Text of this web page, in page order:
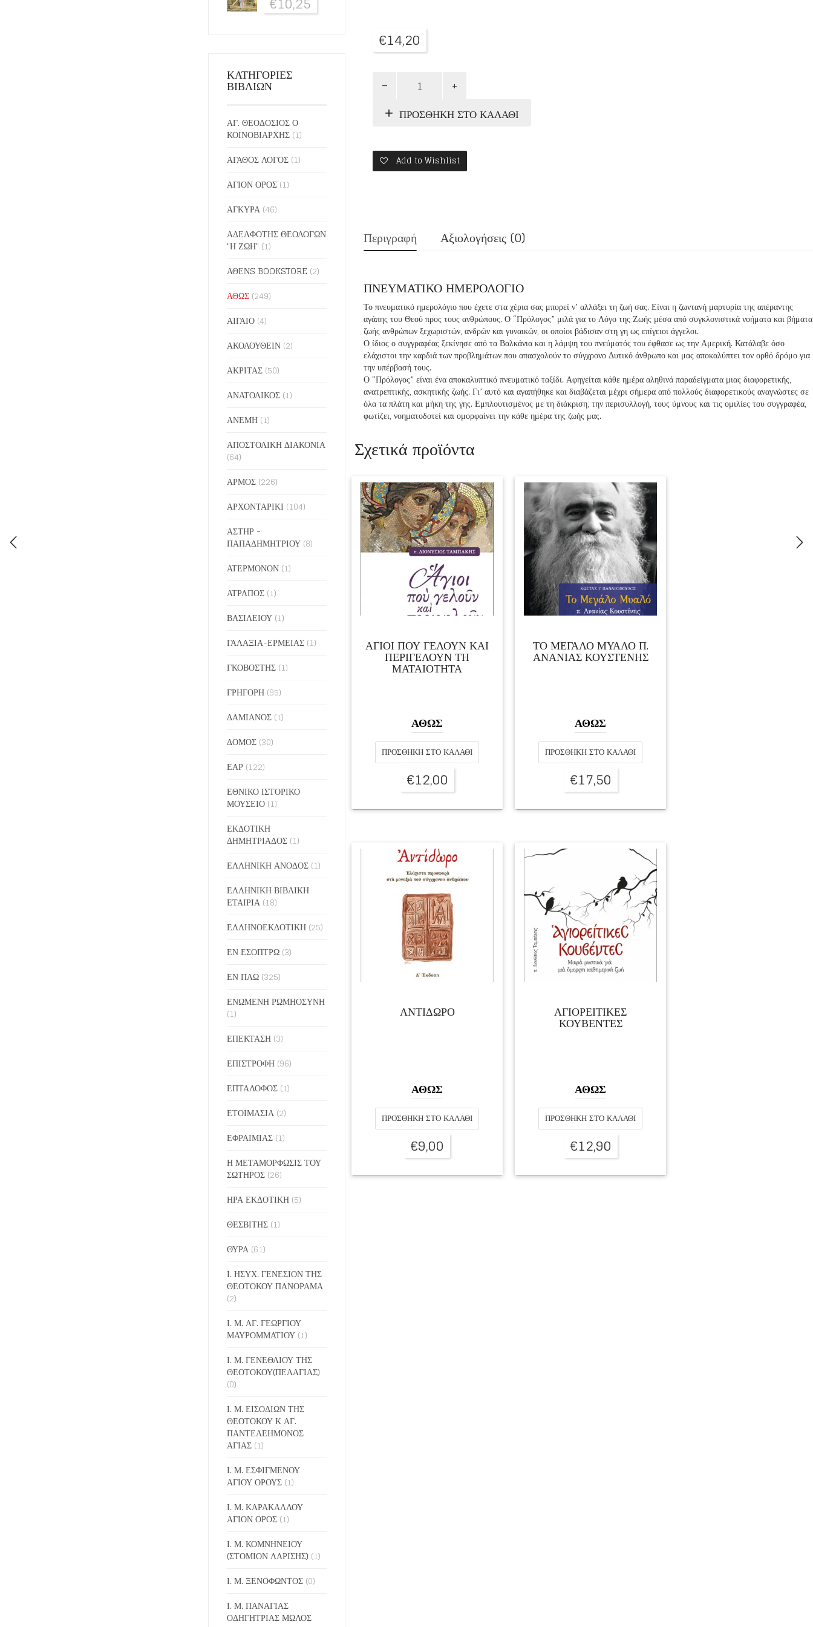
€14,20
ΠΡΟΛΟΓΟΣ
ΑΧΡΙΔΟΣ
ποσότητα
ΠΡΟΣΘΉΚΗ ΣΤΟ ΚΑΛΆΘΙ
Add to Wishlist
Περιγραφή Αξιολογήσεις (0)
ΠΝΕΥΜΑΤΙΚΟ ΗΜΕΡΟΛΟΓΙΟ
Το πνευματικό ημερολόγιο που έχετε στα χέρια σας μπορεί ν’ αλλάξει τη ζωή σας. Είναι η ζωντανή μαρτυρία της απέραντης
αγάπης του Θεού προς τους ανθρώπους. Ο “Πρόλογος” μιλά για το Λόγο της Ζωής μέσα από συγκλονιστικά νοήματα και βήματα
ζωής ανθρώπων ξεχωριστών, ανδρών και γυναικών, οι οποίοι βάδισαν στη γη ως επίγειοι άγγελοι.
Ο ίδιος ο συγγραφέας ξεκίνησε από τα Βαλκάνια και η λάμψη του πνεύματός του έφθασε ως την Αμερική. Κατάλαβε όσο
ελάχιστοι την καρδιά των προβλημάτων που απασχολούν το σύγχρονο Δυτικό άνθρωπο και μας αποκαλύπτει τον ορθό δρόμο για
την υπέρβασή τους.
Ο “Πρόλογος” είναι ένα αποκαλυπτικό πνευματικό ταξίδι. Αφηγείται κάθε ημέρα αληθινά παραδείγματα μιας διαφορετικής,
ανατρεπτικής, ασκητικής ζωής. Γι’ αυτό και αγαπήθηκε και διαβάζεται μέχρι σήμερα από πολλούς διαφορετικούς αναγνώστες σε
όλα τα πλάτη και μήκη της γης. Εμπλουτισμένος με τη διάκριση, την περισυλλογή, τους ύμνους και τις ομιλίες του συγγραφέα,
φωτίζει, νοηματοδοτεί και ομορφαίνει την κάθε ημέρα της ζωής μας.
Σχετικά προϊόντα
ΑΓΙΟΙ ΠΟΥ ΓΕΛΟΥΝ ΚΑΙ
ΠΕΡΙΓΕΛΟΥΝ ΤΗ
ΜΑΤΑΙΟΤΗΤΑ
ΑΘΩΣ
ΠΡΟΣΘΉΚΗ ΣΤΟ ΚΑΛΆΘΙ
€12,00
ΤΟ ΜΕΓΑΛΟ ΜΥΑΛΟ Π.
ΑΝΑΝΙΑΣ ΚΟΥΣΤΕΝΗΣ
ΑΘΩΣ
ΠΡΟΣΘΉΚΗ ΣΤΟ ΚΑΛΆΘΙ
€17,50
ΑΝΤΙΔΩΡΟ
ΑΘΩΣ
ΠΡΟΣΘΉΚΗ ΣΤΟ ΚΑΛΆΘΙ
€9,00
ΑΓΙΟΡΕΙΤΙΚΕΣ
ΚΟΥΒΕΝΤΕΣ
ΑΘΩΣ
ΠΡΟΣΘΉΚΗ ΣΤΟ ΚΑΛΆΘΙ
€12,90
ΚΑΤΗΓΟΡΙΕΣ
ΒΙΒΛΙΩΝ
ΑΓ. ΘΕΟΔΟΣΙΟΣ Ο
ΚΟΙΝΟΒΙΑΡΧΗΣ (1)
ΑΓΑΘΟΣ ΛΟΓΟΣ (1)
ΑΓΙΟΝ ΟΡΟΣ (1)
ΑΓΚΥΡΑ (46)
ΑΔΕΛΦΟΤΗΣ ΘΕΟΛΟΓΩΝ
"Η ΖΩΗ" (1)
ΑΘΕΝS BOOKSTORE (2)
ΑΘΩΣ (249)
ΑΙΓΑΙΟ (4)
ΑΚΟΛΟΥΘΕΙΝ (2)
ΑΚΡΙΤΑΣ (50)
ΑΝΑΤΟΛΙΚΟΣ (1)
ΑΝΕΜΗ (1)
ΑΠΟΣΤΟΛΙΚΗ ΔΙΑΚΟΝΙΑ
(64)
ΑΡΜΟΣ (226)
ΑΡΧΟΝΤΑΡΙΚΙ (104)
ΑΣΤΗΡ -
ΠΑΠΑΔΗΜΗΤΡΙΟΥ (8)
ΑΤΕΡΜΟΝΟΝ (1)
ΑΤΡΑΠΟΣ (1)
ΒΑΣΙΛΕΙΟΥ (1)
ΓΑΛΑΞΙΑ-ΕΡΜΕΙΑΣ (1)
ΓΚΟΒΟΣΤΗΣ (1)
ΓΡΗΓΟΡΗ (95)
ΔΑΜΙΑΝΟΣ (1)
ΔΟΜΟΣ (30)
ΕΑΡ (122)
ΕΘΝΙΚΟ ΙΣΤΟΡΙΚΟ
ΜΟΥΣΕΙΟ (1)
ΕΚΔΟΤΙΚΗ
ΔΗΜΗΤΡΙΑΔΟΣ (1)
ΕΛΛΗΝΙΚΗ ΑΝΟΔΟΣ (1)
ΕΛΛΗΝΙΚΗ ΒΙΒΛΙΚΗ
ΕΤΑΙΡΙΑ (18)
ΕΛΛΗΝΟΕΚΔΟΤΙΚΗ (25)
ΕΝ ΕΣΟΠΤΡΩ (3)
ΕΝ ΠΛΩ (325)
ΕΝΩΜΕΝΗ ΡΩΜΗΟΣΥΝΗ
(1)
ΕΠΕΚΤΑΣΗ (3)
ΕΠΙΣΤΡΟΦΗ (96)
ΕΠΤΑΛΟΦΟΣ (1)
ΕΤΟΙΜΑΣΙΑ (2)
ΕΦΡΑΙΜΙΑΣ (1)
Η ΜΕΤΑΜΟΡΦΩΣΙΣ ΤΟΥ
ΣΩΤΗΡΟΣ (26)
ΗΡΑ ΕΚΔΟΤΙΚΗ (5)
ΘΕΣΒΙΤΗΣ (1)
ΘΥΡΑ (61)
Ι. ΗΣΥΧ. ΓΕΝΕΣΙΟΝ ΤΗΣ
ΘΕΟΤΟΚΟΥ ΠΑΝΟΡΑΜΑ
(2)
Ι. Μ. ΑΓ. ΓΕΩΡΓΙΟΥ
ΜΑΥΡΟΜΜΑΤΙΟΥ (1)
Ι. Μ. ΓΕΝΕΘΛΙΟΥ ΤΗΣ
ΘΕΟΤΟΚΟΥ(ΠΕΛΑΓΙΑΣ)
(0)
Ι. Μ. ΕΙΣΟΔΙΩΝ ΤΗΣ
ΘΕΟΤΟΚΟΥ Κ ΑΓ.
ΠΑΝΤΕΛΕΗΜΟΝΟΣ
ΑΓΙΑΣ (1)
Ι. Μ. ΕΣΦΙΓΜΕΝΟΥ
ΑΓΙΟΥ ΟΡΟΥΣ (1)
Ι. Μ. ΚΑΡΑΚΑΛΛΟΥ
ΑΓΙΟΝ ΟΡΟΣ (1)
Ι. Μ. ΚΟΜΝΗΝΕΙΟΥ
(ΣΤΟΜΙΟΝ ΛΑΡΙΣΗΣ) (1)
Ι. Μ. ΞΕΝΟΦΩΝΤΟΣ (0)
Ι. Μ. ΠΑΝΑΓΙΑΣ
ΟΔΗΓΗΤΡΙΑΣ ΜΩΛΟΣ